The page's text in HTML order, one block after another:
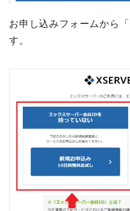
お申し込みフォームから「
す。